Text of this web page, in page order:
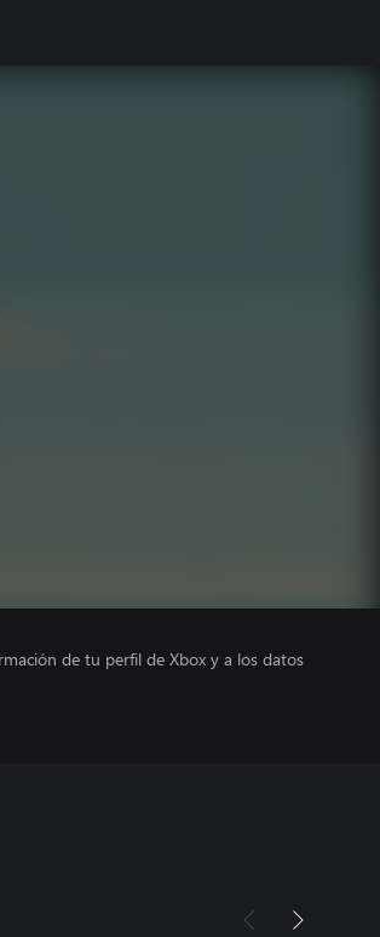
de tu perfil de Xbox y a los datos